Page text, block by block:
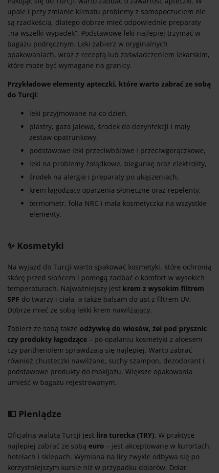
upale i przy zmianie klimatu problemy z samopoczuciem nie
są rzadkością, dlatego dobrze mieć odpowiednie preparaty
„na wszelki wypadek”. Podstawowe leki najlepiej trzymać w
bagażu podręcznym. Leki zabierz w oryginalnych
opakowaniach, wraz z receptą lub zaświadczeniem lekarskim,
które może być wymagane na granicy.
Przykładowe elementy apteczki, które warto zabrać ze sobą
do Turcji:
leki przyjmowane na co dzień,
plastry, gaza jałowa, środek do dezynfekcji i mały
zestaw opatrunkowy,
podstawowe leki przeciwbólowe i przeciwgorączkowe,
leki na problemy żołądkowe, biegunkę oraz elektrolity,
środek na alergie i preparaty po ukąszeniach,
krem łagodzący oparzenia słoneczne oraz repelenty,
termometr, folia NRC i mała kosmetyczka na wszystkie
elementy.
✨ Kosmetyki
Na wyjazd do Turcji warto spakować kosmetyki, które ochronią
skórę przed słońcem i pomogą zadbać o komfort w wysokich
temperaturach. Najważniejszy jest krem z wysokim filtrem
SPF do twarzy i ciała, a także balsam do ust z filtrem UV.
Dobrze mieć ze sobą lekki krem nawilżający.
Zabierz ze sobą także odżywkę do włosów, żel pod prysznic
czy produkty łagodzące – po opalaniu kosmetyki z aloesem
czy panthenolem sprawdzają się najlepiej. Warto zabrać
również chusteczki nawilżane, suchy szampon, dezodorant i
podstawowe produkty do makijażu. Większe opakowania
umieść w bagażu rejestrowanym.
💵 Pieniądze
Oficjalną walutą Turcji jest lira turecka (TRY). W praktyce
najlepiej zabrać ze sobą euro – jest akceptowane w kurortach,
hotelach i sklepach. Wymiana na liry zwykle odbywa się po
korzystniejszym kursie niż w przypadku dolarów. Dolar